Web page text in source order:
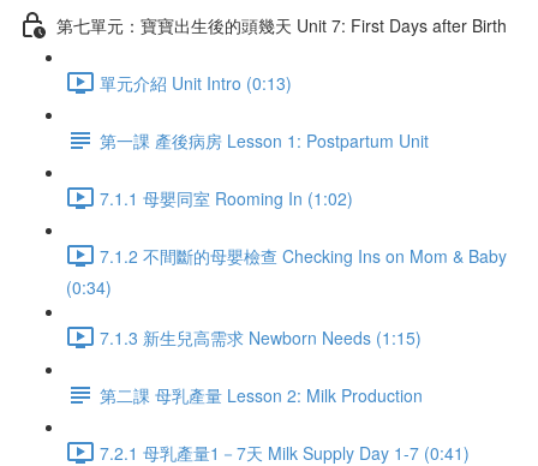
第七單元：寶寶出生後的頭幾天 Unit 7: First Days after Birth
單元介紹 Unit Intro (0:13)
第一課 產後病房 Lesson 1: Postpartum Unit
7.1.1 母嬰同室 Rooming In (1:02)
7.1.2 不間斷的母嬰檢查 Checking Ins on Mom & Baby
(0:34)
7.1.3 新生兒高需求 Newborn Needs (1:15)
第二課 母乳產量 Lesson 2: Milk Production
7.2.1 母乳產量1－7天 Milk Supply Day 1-7 (0:41)